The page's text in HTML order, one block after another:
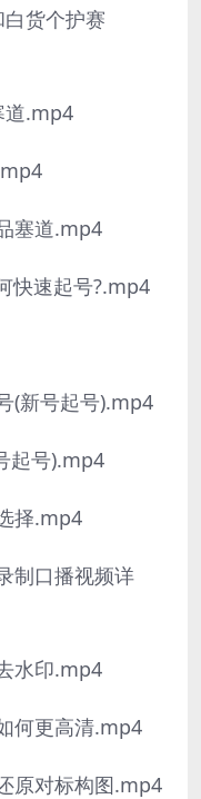
货个护赛
道.mp4
塞道.mp4
快速起号?.mp4
(新号起号).mp4
起号).mp4
择.mp4
制口播视频详
水印.mp4
何更高清.mp4
原对标构图.mp4